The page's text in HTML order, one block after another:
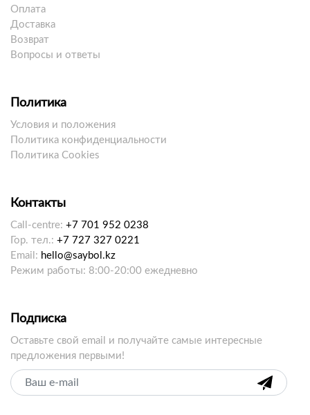
Оплата
Доставка
Возврат
Вопросы и ответы
Политика
Условия и положения
Политика конфиденциальности
Политика Cookies
Контакты
Call-centre: +7 701 952 0238
Гор. тел.: +7 727 327 0221
Email: hello@saybol.kz
Режим работы: 8:00-20:00 ежедневно
Подписка
Оставьте свой email и получайте самые интересные
предложения первыми!